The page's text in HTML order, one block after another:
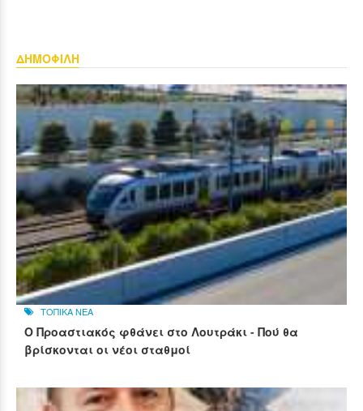
ΔΗΜΟΦΙΛΗ
ΤΟΠΙΚΑ ΝΕΑ
Ο Προαστιακός φθάνει στο Λουτράκι - Πού θα
βρίσκονται οι νέοι σταθμοί